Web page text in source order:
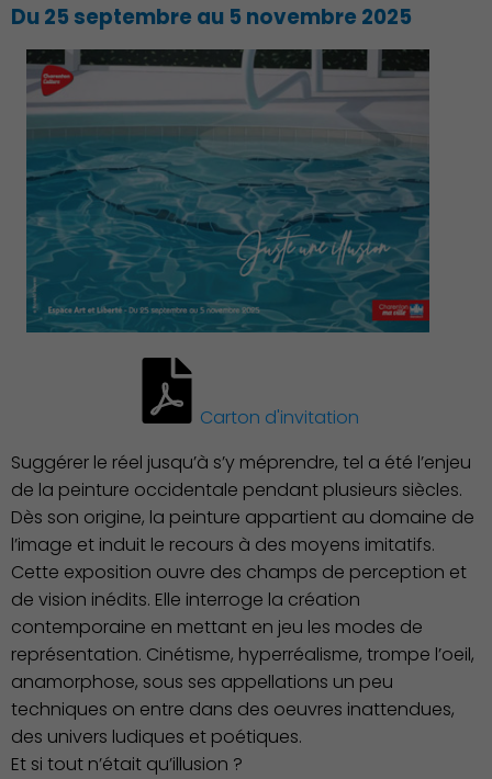
Économie Commerce
Emploi
Du 25 septembre au 5 novembre 2025
Carton d'invitation
Suggérer le réel jusqu’à s’y méprendre, tel a été l’enjeu
de la peinture occidentale pendant plusieurs siècles.
Dès son origine, la peinture appartient au domaine de
l’image et induit le recours à des moyens imitatifs.
Cette exposition ouvre des champs de perception et
de vision inédits. Elle interroge la création
contemporaine en mettant en jeu les modes de
représentation. Cinétisme, hyperréalisme, trompe l’oeil,
anamorphose, sous ses appellations un peu
techniques on entre dans des oeuvres inattendues,
des univers ludiques et poétiques.
Et si tout n’était qu’illusion ?